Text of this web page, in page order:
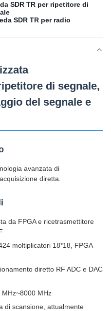
SDR TR per ripetitore di
SDR TR per radio
di segnale,
del segnale e
avanzata di
diretta.
da FPGA e ricetrasmettitore
moltiplicatori 18*18, FPGA
diretto RF ADC e DAC
MHz
di scansione, attualmente